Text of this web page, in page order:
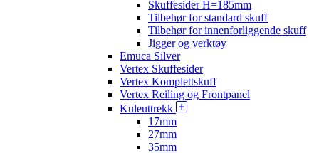
Skuffesider H=185mm
Tilbehør for standard skuff
Tilbehør for innenforliggende skuff
Jigger og verktøy
Emuca Silver
Vertex Skuffesider
Vertex Komplettskuff
Vertex Reiling og Frontpanel
Kuleuttrekk
17mm
27mm
35mm